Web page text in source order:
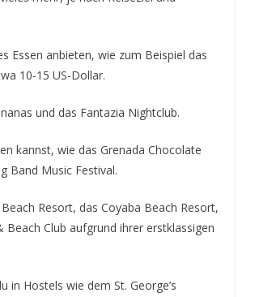
Essen anbieten, wie zum Beispiel das
10-15 US-Dollar.
und das Fantazia Nightclub.
kannst, wie das Grenada Chocolate
Band Music Festival.
Resort, das Coyaba Beach Resort,
Club aufgrund ihrer erstklassigen
in Hostels wie dem St. George’s